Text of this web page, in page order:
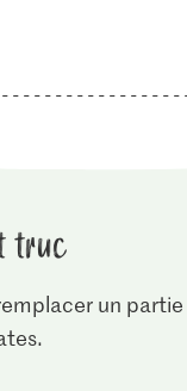
truc
un